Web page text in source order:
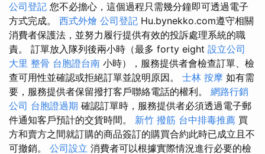
公司登記 您不必擔心，這個過程只​​需幾分鐘即可透過電子
方式完成。 西式外燴 公司登記 Hu.bynekko.com遵守相關
消費者保護法，並努力履行提供有效的投訴處理系統的職
責。 訂單放入隊列後兩小時（最多 forty eight 設立公司
大里 整骨 台胞證台南 小時），服務提供者會檢查訂單、檢
查可用性並確認或拒絕訂單並說明原因。 士林 按摩 如有需
要，服務提供者保留撥打客戶聯絡電話的權利。 網路行銷
公司 台胞證過期 確認訂單時，服務提供者必須透過電子郵
件通知客戶預計的交貨時間。 新竹 撥筋 台中排毒推薦 買
方和賣方之間就訂購的商品簽訂的購買合約此時已成立且不
可撤銷。 公司設立 消費者可以根據實際情況進行必要的檢